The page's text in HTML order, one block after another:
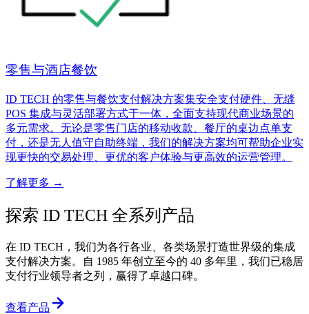
零售与酒店餐饮
ID TECH 的零售与餐饮支付解决方案集安全支付硬件、无缝
POS 集成与灵活部署方式于一体，全面支持现代商业场景的
多元需求。无论是零售门店的移动收款、餐厅的桌边点单支
付，还是无人值守自助终端，我们的解决方案均可帮助企业实
现更快的交易处理、更优的客户体验与更高效的运营管理。
了解更多 →
探索 ID TECH 全系列 产品
在 ID TECH，我们为各行各业、各类场景打造世界级的集成
支付解决方案。自 1985 年创立至今的 40 多年里，我们已稳居
支付行业领导者之列，赢得了卓越口碑。
查看产品